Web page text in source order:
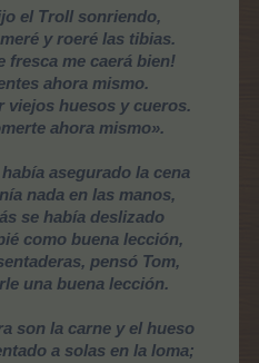
el Troll sonriendo,
y roeré las tibias.
fresca me caerá bien!
ahora mismo.
viejos huesos y cueros.
ahora mismo».
asegurado la cena
nada en las manos,
se había deslizado
como buena lección,
pensó Tom,
una buena lección.
son la carne y el hueso
a solas en la loma;